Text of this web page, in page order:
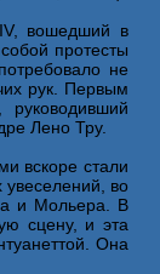
вошедший в
протесты
не
рук. Первым
Лено Тру.
вскоре стали
увеселений, во
и Мольера. В
сцену, и эта
Она